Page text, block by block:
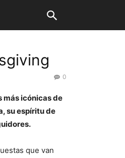
0
más icónicas de
su espíritu de
que van